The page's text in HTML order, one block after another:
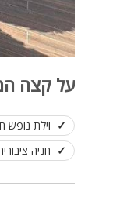
על קצה
וילת נופש
חניה